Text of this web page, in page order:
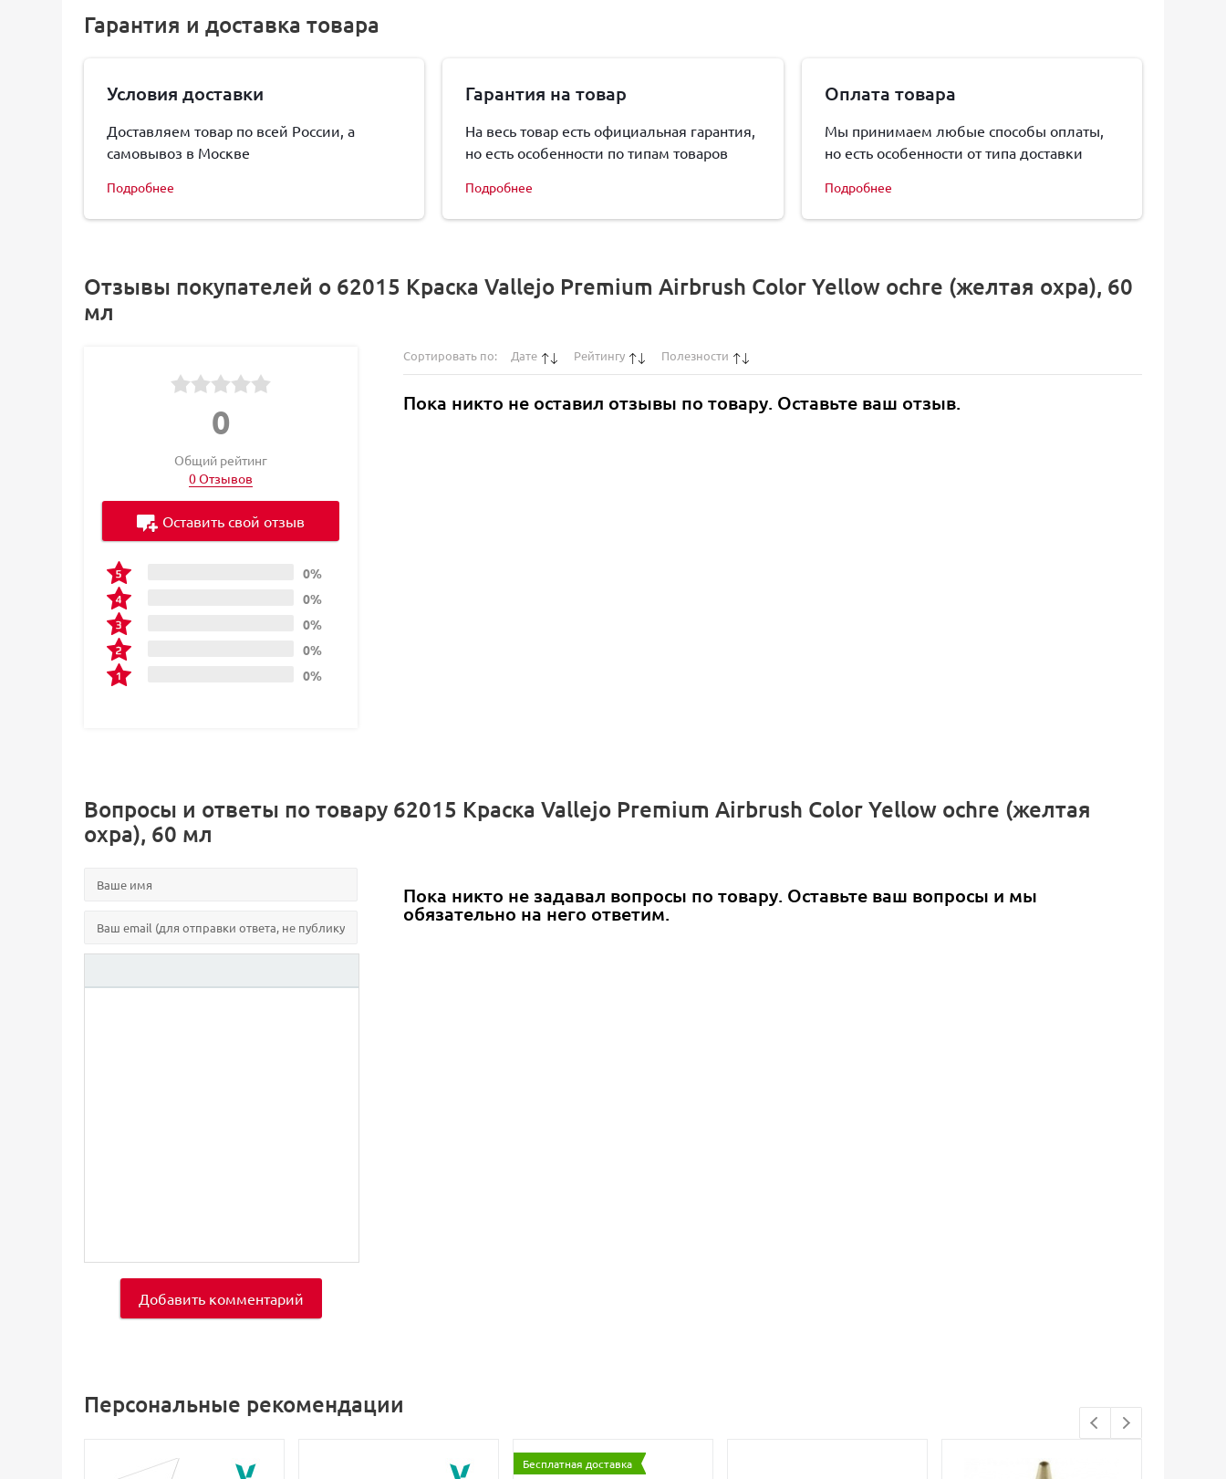
Гарантия и доставка товара
Условия доставки
Доставляем товар по всей России, а
самовывоз в Москве
Подробнее
Гарантия на товар
На весь товар есть официальная гарантия,
но есть особенности по типам товаров
Подробнее
Оплата товара
Мы принимаем любые способы оплаты,
но есть особенности от типа доставки
Подробнее
Отзывы покупателей о 62015 Краска Vallejo Premium Airbrush Color Yellow ochre (желтая охра), 60
мл
0
Общий рейтинг
0 Отзывов
0%
0%
0%
0%
0%
Оставить свой отзыв
Сортировать по: Дате Рейтингу Полезности
Пока никто не оставил отзывы по товару. Оставьте ваш отзыв.
Вопросы и ответы по товару 62015 Краска Vallejo Premium Airbrush Color Yellow ochre (желтая
охра), 60 мл
Добавить комментарий
Пока никто не задавал вопросы по товару. Оставьте ваш вопросы и мы
обязательно на него ответим.
Персональные рекомендации
Бесплатная доставка